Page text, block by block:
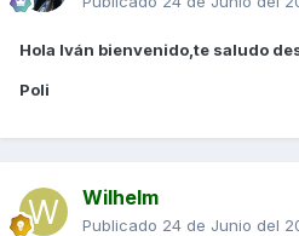
Hola Iván bienvenido,te saludo
Poli
Wilhelm
Publicado 24 de Junio del